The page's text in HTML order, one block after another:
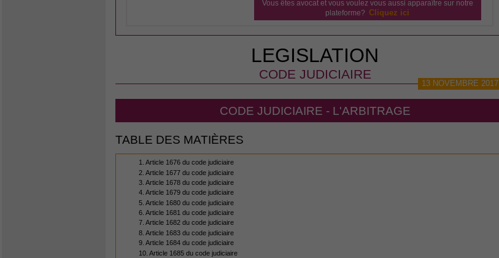
Vous êtes avocat et vous voulez vous aussi apparaître sur notre
plateforme? Cliquez ici
LEGISLATION
CODE JUDICIAIRE
13 NOVEMBRE 2017
CODE JUDICIAIRE - L'ARBITRAGE
TABLE DES MATIÈRES
1. Article 1676 du code judiciaire
2. Article 1677 du code judiciaire
3. Article 1678 du code judiciaire
4. Article 1679 du code judiciaire
5. Article 1680 du code judiciaire
6. Article 1681 du code judiciaire
7. Article 1682 du code judiciaire
8. Article 1683 du code judiciaire
9. Article 1684 du code judiciaire
10. Article 1685 du code judiciaire